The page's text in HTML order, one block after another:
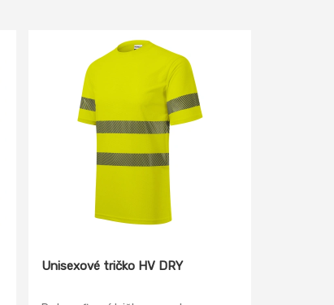
Unisexové tričko HV DRY